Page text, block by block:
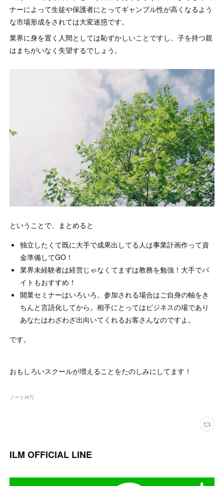
ナーによって生徒や保護者にとってギャンブル性が高くなるよう
な市場形成をされては大変迷惑です。
業界に身を置く人間としては恥ずかしいことですし、子を持つ親
はまちがいなく失望するでしょう。
ということで、まとめると
独立したくて既に大手で成果出してる人は事業計画作って資
金準備してGO！
業界未経験者は経営じゃなくてまずは教務を勉強！大手でバ
イトもおすすめ！
開業セミナーはいろいろ。参加される場合はご自身の軸をき
ちんと言語化してから。相手にとってはビジネスの場であり
あなたはわざわざ出向いてくれるお客さんなのですよ。
です。
おもしろいスクールが増えることをたのしみにしてます！
ノート(47)
ILM OFFICIAL LINE